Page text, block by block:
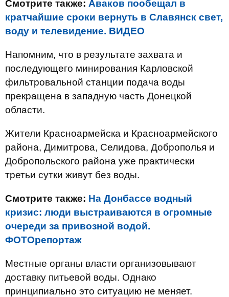
Смотрите также: Аваков пообещал в
кратчайшие сроки вернуть в Славянск свет,
воду и телевидение. ВИДЕО
Напомним, что в результате захвата и
последующего минирования Карловской
фильтровальной станции подача воды
прекращена в западную часть Донецкой
области.
Жители Красноармейска и Красноармейского
района, Димитрова, Селидова, Доброполья и
Добропольского района уже практически
третьи сутки живут без воды.
Смотрите также: На Донбассе водный
кризис: люди выстраиваются в огромные
очереди за привозной водой.
ФОТОрепортаж
Местные органы власти организовывают
доставку питьевой воды. Однако
принципиально это ситуацию не меняет.